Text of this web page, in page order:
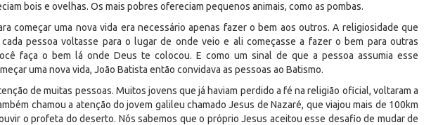
bois e ovelhas. Os mais pobres ofereciam pequenos animais, como as pombas.
começar uma nova vida era necessário apenas fazer o bem aos outros. A religiosidade que
pessoa voltasse para o lugar de onde veio e ali começasse a fazer o bem para outras
faça o bem lá onde Deus te colocou. E como um sinal de que a pessoa assumia esse
uma nova vida, João Batista então convidava as pessoas ao Batismo.
de muitas pessoas. Muitos jovens que já haviam perdido a fé na religião oficial, voltaram a
chamou a atenção do jovem galileu chamado Jesus de Nazaré, que viajou mais de 100km
o profeta do deserto. Nós sabemos que o próprio Jesus aceitou esse desafio de mudar de